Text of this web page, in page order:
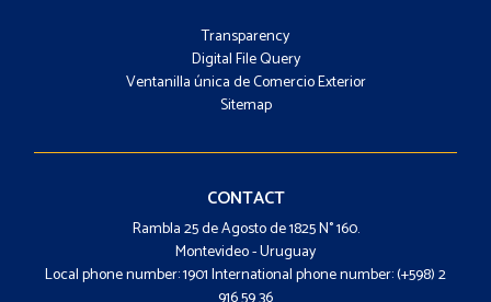
-
Menú
Transparency
Digital File Query
Ventanilla única de Comercio Exterior
Sitemap
-
Contacto
CONTACT
Rambla 25 de Agosto de 1825 N° 160.
Montevideo - Uruguay
Local phone number: 1901 International phone number: (+598) 2